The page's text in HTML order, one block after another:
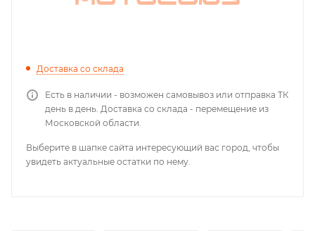
Доставка со склада
Есть в наличии - возможен самовывоз или отправка ТК
день в день. Доставка со склада - перемещение из
Московской области.
Выберите в шапке сайта интересующий вас город, чтобы
увидеть актуальные остатки по нему.